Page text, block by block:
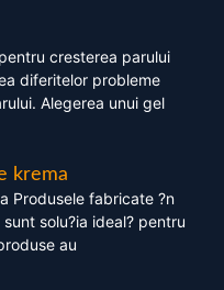
cresterea parului
diferitelor probleme
Alegerea unui gel
krema
Produsele fabricate ?n
solu?ia ideal? pentru
au